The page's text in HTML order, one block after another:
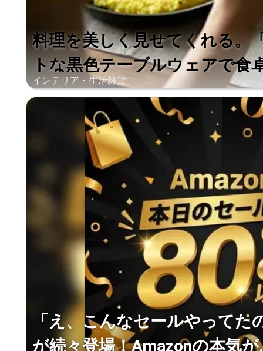
料理を美しく見せてくれる。
トな黒色テーブルウェアで食
インテリア・生活雑貨
「え、こんなセールやってた
が続々登場！Amazonの本気が